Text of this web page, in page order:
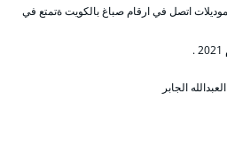
اتصل في ارقام صباغ بالكويت ةتمتع في